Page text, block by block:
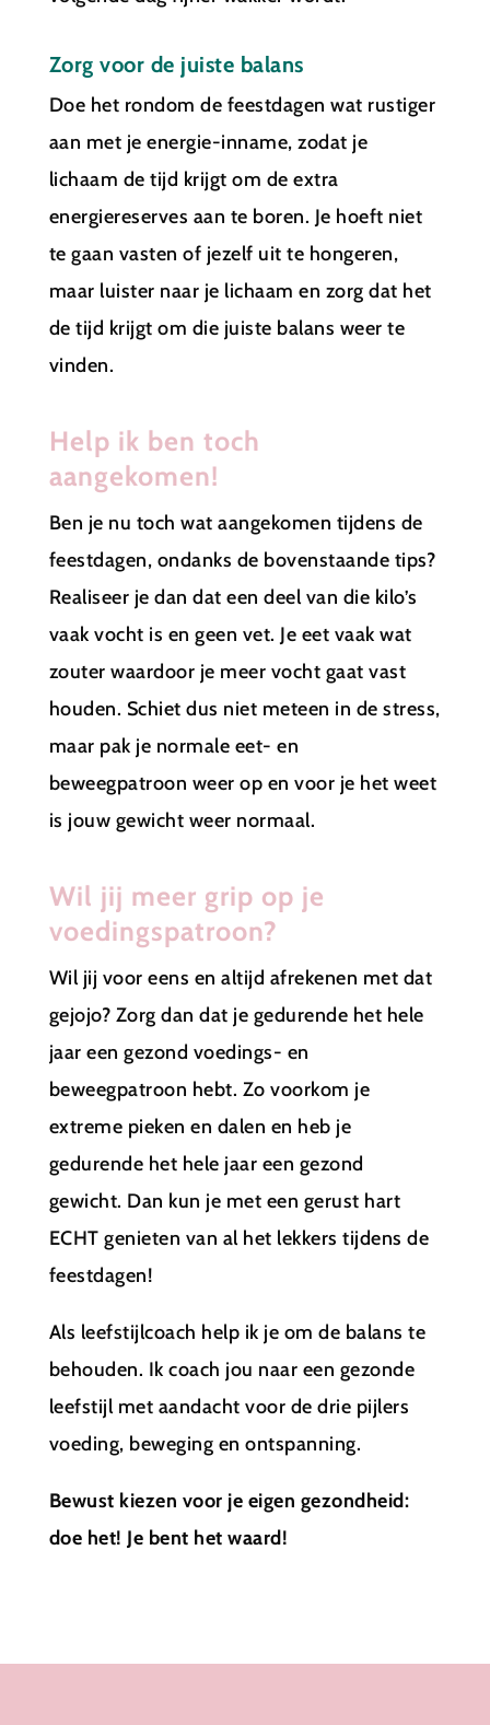
Zorg voor de juiste balans
Doe het rondom de feestdagen wat rustiger
aan met je energie-inname, zodat je
lichaam de tijd krijgt om de extra
energiereserves aan te boren. Je hoeft niet
te gaan vasten of jezelf uit te hongeren,
maar luister naar je lichaam en zorg dat het
de tijd krijgt om die juiste balans weer te
vinden.
Help ik ben toch
aangekomen!
Ben je nu toch wat aangekomen tijdens de
feestdagen, ondanks de bovenstaande tips?
Realiseer je dan dat een deel van die kilo’s
vaak vocht is en geen vet. Je eet vaak wat
zouter waardoor je meer vocht gaat vast
houden. Schiet dus niet meteen in de stress,
maar pak je normale eet- en
beweegpatroon weer op en voor je het weet
is jouw gewicht weer normaal.
Wil jij meer grip op je
voedingspatroon?
Wil jij voor eens en altijd afrekenen met dat
gejojo? Zorg dan dat je gedurende het hele
jaar een gezond voedings- en
beweegpatroon hebt. Zo voorkom je
extreme pieken en dalen en heb je
gedurende het hele jaar een gezond
gewicht. Dan kun je met een gerust hart
ECHT genieten van al het lekkers tijdens de
feestdagen!
Als leefstijlcoach help ik je om de balans te
behouden. Ik coach jou naar een gezonde
leefstijl met aandacht voor de drie pijlers
voeding, beweging en ontspanning.
Bewust kiezen voor je eigen gezondheid:
doe het! Je bent het waard!